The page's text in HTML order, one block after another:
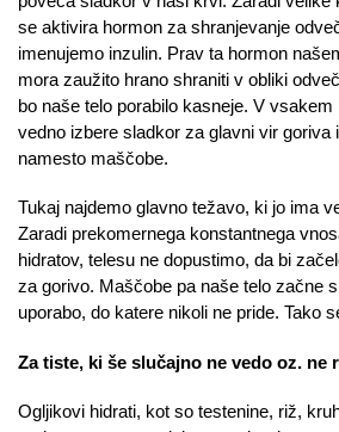
se aktivira hormon za shranjevanje
imenujemo inzulin. Prav ta hormon
mora zaužito hrano shraniti v obliki
bo naše telo porabilo kasneje. V
vedno izbere sladkor za glavni vir goriva
namesto maščobe.
Tukaj najdemo glavno težavo, ki jo ima
Zaradi prekomernega konstantnega
hidratov, telesu ne dopustimo, da bi
za gorivo. Maščobe pa naše telo začne
uporabo, do katere nikoli ne pride. Tako
Za tiste, ki še slučajno ne vedo oz. ne
Ogljikovi hidrati, kot so testenine, riž,